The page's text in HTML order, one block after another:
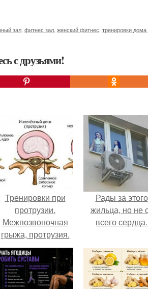
зал фитнес зал женский фитнес тренировки
с друзьями!
Тренировки при
протрузии.
Межпозвоночная
грыжа, протрузия.
Рады за этого
жильца, но не
всего сердца.